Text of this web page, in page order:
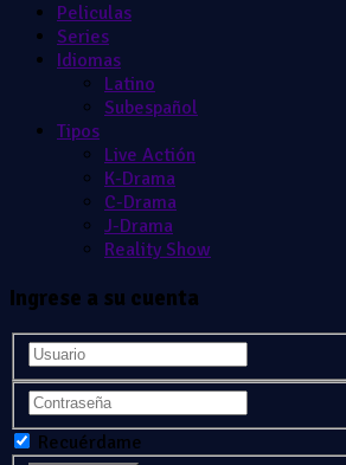
Peliculas
Series
Idiomas
Latino
Subespañol
Tipos
Live Actión
K-Drama
C-Drama
J-Drama
Reality Show
Ingrese a su cuenta
Recuérdame